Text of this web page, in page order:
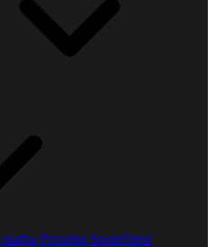
Poradna Společnost